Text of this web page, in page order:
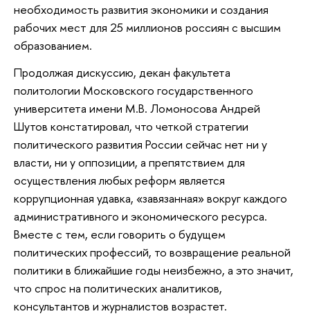
необходимость развития экономики и создания
рабочих мест для 25 миллионов россиян с высшим
образованием.
Продолжая дискуссию, декан факультета
политологии Московского государственного
университета имени М.В. Ломоносова Андрей
Шутов констатировал, что четкой стратегии
политического развития России сейчас нет ни у
власти, ни у оппозиции, а препятствием для
осуществления любых реформ является
коррупционная удавка, «завязанная» вокруг каждого
административного и экономического ресурса.
Вместе с тем, если говорить о будущем
политических профессий, то возвращение реальной
политики в ближайшие годы неизбежно, а это значит,
что спрос на политических аналитиков,
консультантов и журналистов возрастет.